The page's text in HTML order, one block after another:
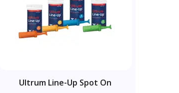
Ultrum Line-Up Spot On